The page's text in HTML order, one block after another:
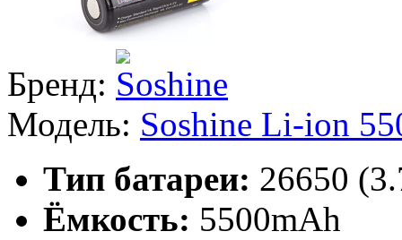
Бренд:
Модель: Soshine Li-ion
Тип батареи: 26650
Ёмкость: 5500mAh